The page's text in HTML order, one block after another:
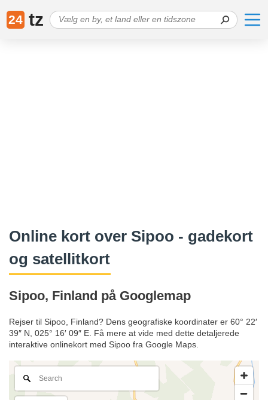
24 tz
Online kort over Sipoo - gadekort
og satellitkort
Sipoo, Finland på Googlemap
Rejser til Sipoo, Finland? Dens geografiske koordinater er 60° 22′
39″ N, 025° 16′ 09″ E. Få mere at vide med dette detaljerede
interaktive onlinekort med Sipoo fra Google Maps.